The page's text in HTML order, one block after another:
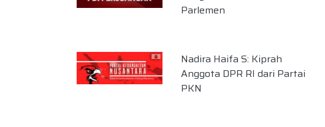
Parlemen
Nadira Haifa S: Kiprah
Anggota DPR RI dari Partai
PKN